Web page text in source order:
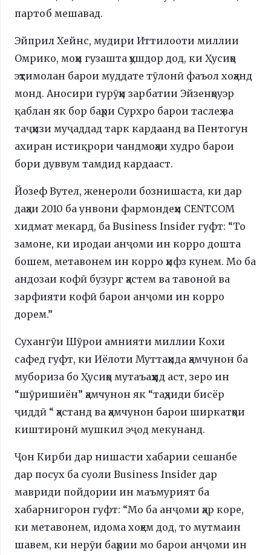
партоб мешавад.
Эйприл Хейнс, мудири Иттилооти миллии
Омрико, моҳи гузашта ҳушдор дод, ки Ҳусиҳо
эҳтимолан барои муддате тӯлонӣ фаъол хоҳанд
монд. Аносири гурӯҳи зарбатии Эйзенҳоуэр
қаблан як бор баҳри Сурхро барои таслеҳ ва
таҷҳизи муҷаддад тарк кардаанд ва Пентогун
ахиран истиқрори чандмоҳаи худро барои
бори дуввум тамдид кардааст.
Йозеф Вутел, женероли бознишаста, ки дар
даҳаи 2010 ба унвони фармондеҳи CENTCOM
хидмат мекард, ба Business Insider гуфт: “То
замоне, ки иродаи анҷоми ин корро дошта
бошем, метавонем ин корро ҳифз кунем. Мо ба
андозаи кофӣ бузург ҳастем ва тавоноӣ ва
зарфияти кофӣ барои анҷоми ин корро
дорем.”
Сухангӯи Шӯрои амнияти миллии Кохи
сафед гуфт, ки Иёлоти Муттаҳида ҳамчунон ба
мубориза бо Ҳусиҳо мутаъаҳҳид аст, зеро ин
“шӯришиён” ҳамчунон як “таҳдиди бисёр
ҷиддӣ “ ҳастанд ва ҳамчунон барои ширкатҳои
киштиронӣ мушкил эҷод мекунанд.
Ҷон Кирби дар нишасти хабарии сешанбе
дар посух ба суоли Business Insider дар
мавриди пойдории ин маъмурият ба
хабарнигорон гуфт: “Мо ба анҷоми ҳар коре,
ки метавонем, идома хоҳем дод, то мутмаин
шавем, ки нерӯи баҳрии мо барои анҷоми ин